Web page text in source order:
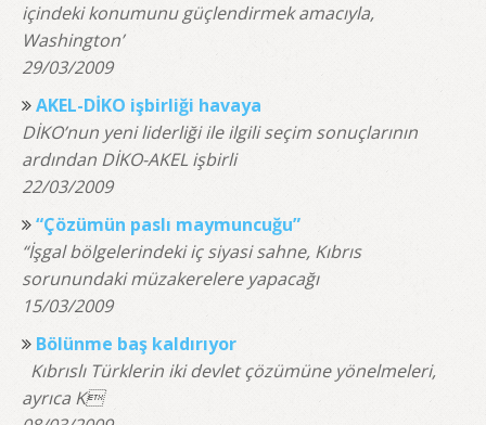
içindeki konumunu güçlendirmek amacıyla,
Washington’
29/03/2009
AKEL-DİKO işbirliği havaya
DİKO’nun yeni liderliği ile ilgili seçim sonuçlarının
ardından DİKO-AKEL işbirli
22/03/2009
“Çözümün paslı maymuncuğu”
“İşgal bölgelerindeki iç siyasi sahne, Kıbrıs
sorunundaki müzakerelere yapacağı
15/03/2009
Bölünme baş kaldırıyor
Kıbrıslı Türklerin iki devlet çözümüne yönelmeleri,
ayrıca K